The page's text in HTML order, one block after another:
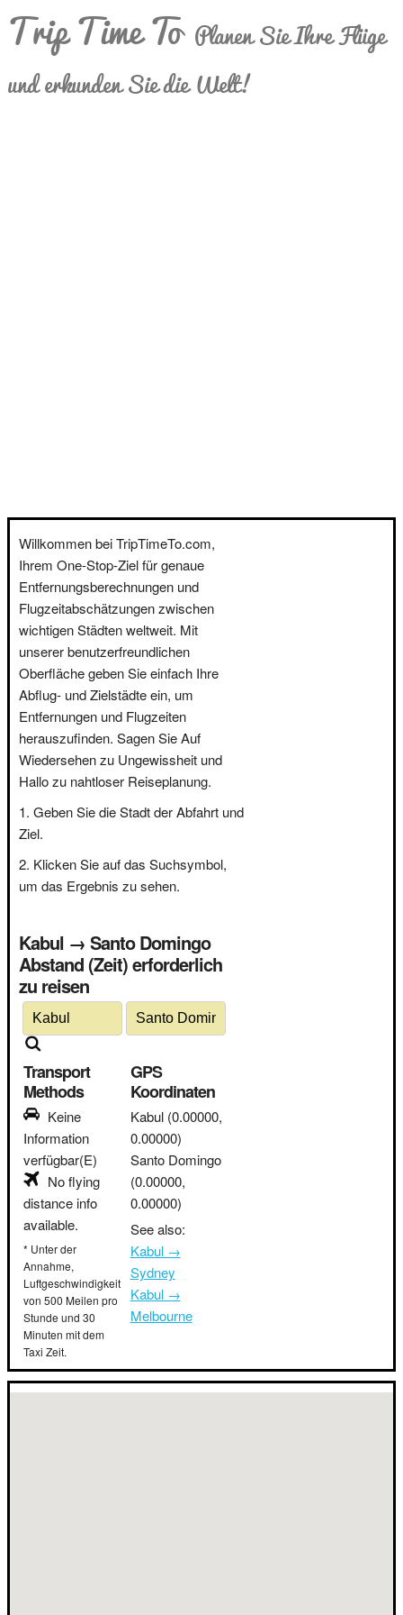
Trip Time To Planen Sie Ihre Flüge
und erkunden Sie die Welt!
Willkommen bei TripTimeTo.com,
Ihrem One-Stop-Ziel für genaue
Entfernungsberechnungen und
Flugzeitabschätzungen zwischen
wichtigen Städten weltweit. Mit
unserer benutzerfreundlichen
Oberfläche geben Sie einfach Ihre
Abflug- und Zielstädte ein, um
Entfernungen und Flugzeiten
herauszufinden. Sagen Sie Auf
Wiedersehen zu Ungewissheit und
Hallo zu nahtloser Reiseplanung.
Geben Sie die Stadt der Abfahrt und
Ziel.
Klicken Sie auf das Suchsymbol,
um das Ergebnis zu sehen.
Kabul → Santo Domingo
Abstand (Zeit) erforderlich
zu reisen
Transport
Methods
Keine
Information
verfügbar(E)
No flying
distance info
available.
* Unter der
Annahme,
Luftgeschwindigkeit
von 500 Meilen pro
Stunde und 30
Minuten mit dem
Taxi Zeit.
GPS
Koordinaten
Kabul (0.00000,
0.00000)
Santo Domingo
(0.00000,
0.00000)
See also:
Kabul →
Sydney
Kabul →
Melbourne